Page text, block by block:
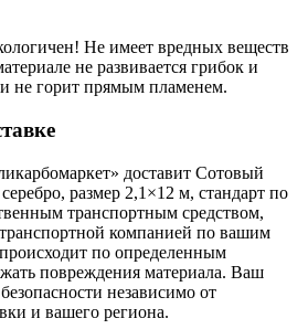
Не имеет вредных веществ
не развивается грибок и
не горит прямым пламенем.
доставит Сотовый
размер 2,1×12 м, стандарт по
транспортным средством,
компанией по вашим
по определенным
повреждения материала. Ваш
независимо от
и вашего региона.